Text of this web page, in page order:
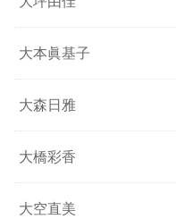
大本眞基子
大森日雅
大橋彩香
大空直美